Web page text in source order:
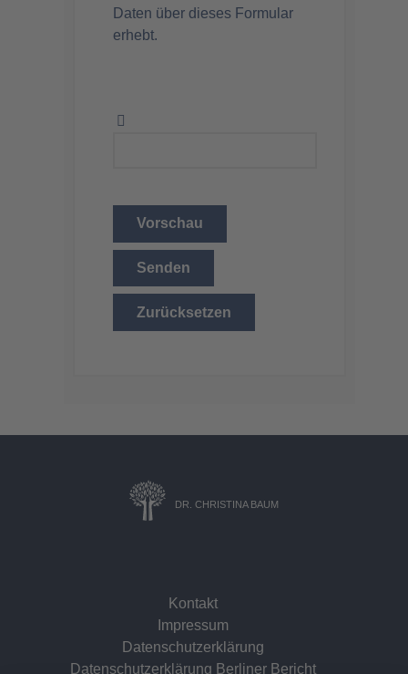
Daten über dieses Formular
erhebt.
Vorschau
Senden
Zurücksetzen
DR. CHRISTINA BAUM
Kontakt
Impressum
Datenschutzerklärung
Datenschutzerklärung Berliner Bericht